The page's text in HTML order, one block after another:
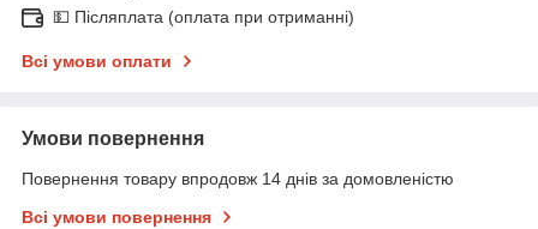
💵 Післяплата (оплата при отриманні)
Всі умови оплати
Умови повернення
Повернення товару впродовж 14 днів за домовленістю
Всі умови повернення